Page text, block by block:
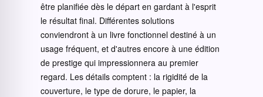
être planifiée dès le départ en gardant à l'esprit
le résultat final. Différentes solutions
conviendront à un livre fonctionnel destiné à un
usage fréquent, et d'autres encore à une édition
de prestige qui impressionnera au premier
regard. Les détails comptent : la rigidité de la
couverture, le type de dorure, le papier, la